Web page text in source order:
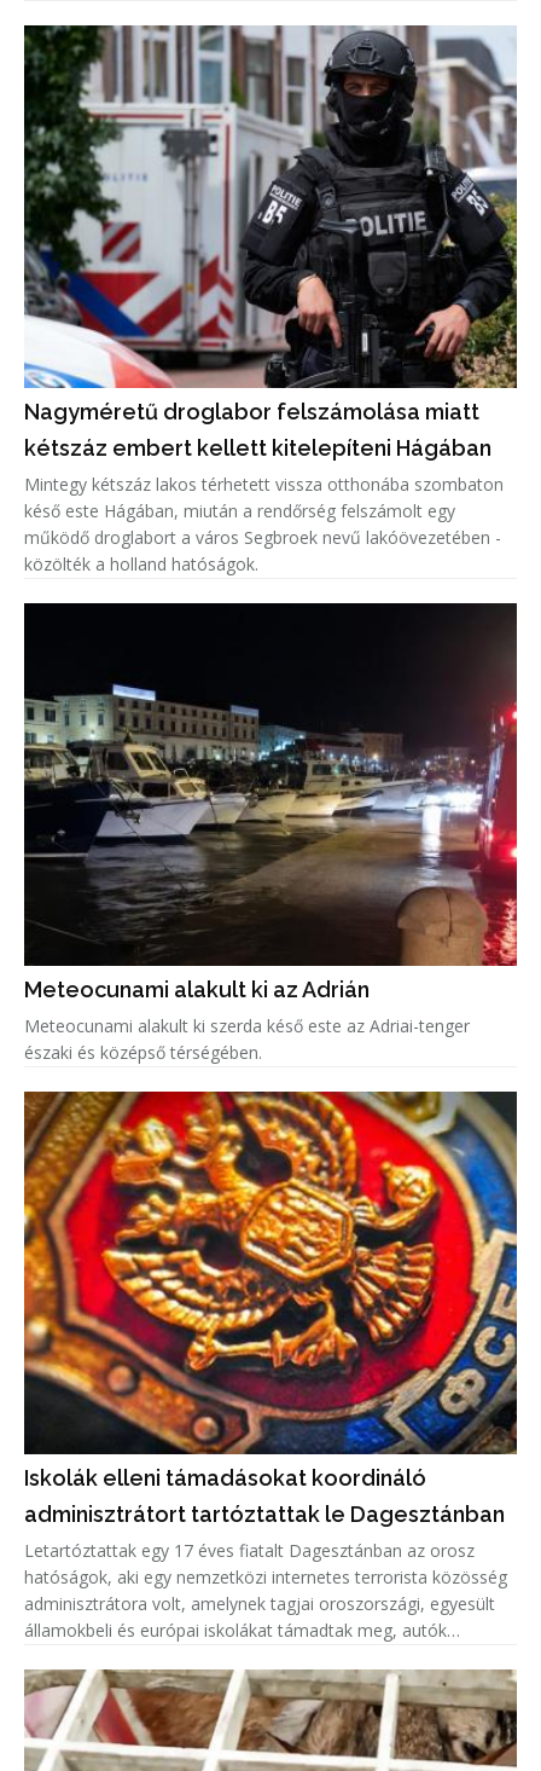
Nagyméretű droglabor felszámolása miatt
kétszáz embert kellett kitelepíteni Hágában
Mintegy kétszáz lakos térhetett vissza otthonába szombaton
késő este Hágában, miután a rendőrség felszámolt egy
működő droglabort a város Segbroek nevű lakóövezetében -
közölték a holland hatóságok.
Meteocunami alakult ki az Adrián
Meteocunami alakult ki szerda késő este az Adriai-tenger
északi és középső térségében.
Iskolák elleni támadásokat koordináló
adminisztrátort tartóztattak le Dagesztánban
Letartóztattak egy 17 éves fiatalt Dagesztánban az orosz
hatóságok, aki egy nemzetközi internetes terrorista közösség
adminisztrátora volt, amelynek tagjai oroszországi, egyesült
államokbeli és európai iskolákat támadtak meg, autók